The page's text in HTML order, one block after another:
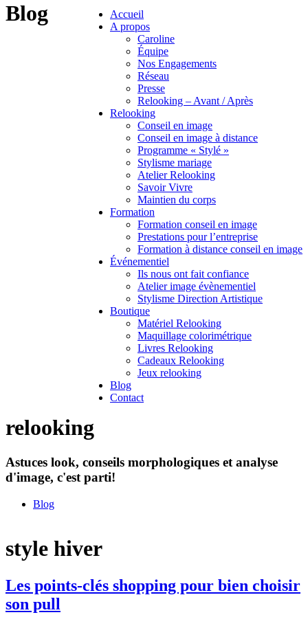
Accueil
A propos
Caroline
Équipe
Nos Engagements
Réseau
Presse
Relooking – Avant / Après
Relooking
Conseil en image
Conseil en image à distance
Programme « Stylé »
Stylisme mariage
Atelier Relooking
Savoir Vivre
Maintien du corps
Formation
Formation conseil en image
Prestations pour l’entreprise
Formation à distance conseil en image
Événementiel
Ils nous ont fait confiance
Atelier image évènementiel
Stylisme Direction Artistique
Boutique
Matériel Relooking
Maquillage colorimétrique
Livres Relooking
Cadeaux Relooking
Jeux relooking
Blog
Contact
Blog
relooking
Astuces look, conseils morphologiques et analyse
d'image, c'est parti!
Blog
style hiver
Les points-clés shopping pour bien choisir
son pull